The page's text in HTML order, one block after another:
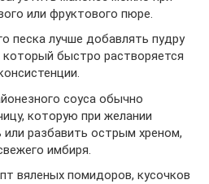
или фруктового пюре.
песка лучше добавлять пудру
быстро растворяется
соуса обычно
которую при желании
разбавить острым хреном,
имбиря.
вяленых помидоров, кусочков